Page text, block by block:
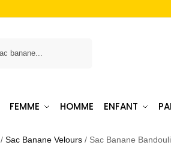
FEMME HOMME ENFANT
/Sac Banane Velours / Sac Banane